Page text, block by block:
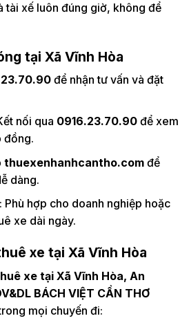
tài xế luôn đúng giờ, không để
tại Xã Vĩnh Hòa
để nhận tư vấn và đặt
nối qua 0916.23.70.90để xem
đồng.
thuexenhanhcantho.comđể
dàng.
: Phù hợp cho doanh nghiệp hoặc
xe dài ngày.
xe tại Xã Vĩnh Hòa
xe tại Xã Vĩnh Hòa, An
BÁCH VIỆT CẦN THƠ
mọi chuyến đi: